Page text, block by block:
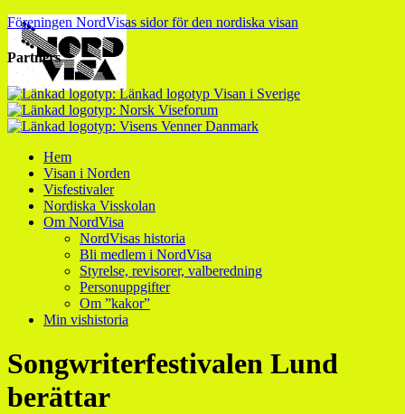
Föreningen NordVisas sidor för den nordiska visan
Partners
Hem
Visan i Norden
Visfestivaler
Nordiska Visskolan
Om NordVisa
NordVisas historia
Bli medlem i NordVisa
Styrelse, revisorer, valberedning
Personuppgifter
Om ”kakor”
Min vishistoria
Songwriterfestivalen Lund
berättar